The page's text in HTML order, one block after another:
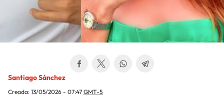
Santiago Sánchez
Creada: 13/05/2026 - 07:47 GMT-5